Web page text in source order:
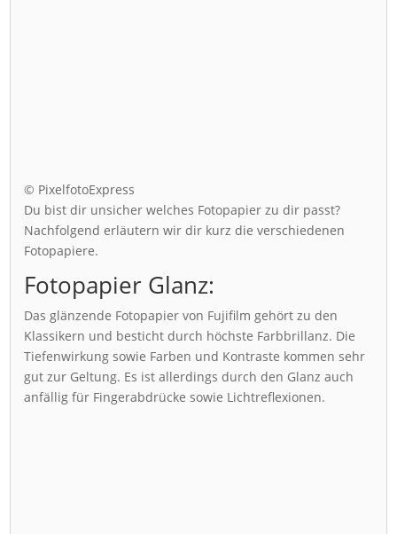
© PixelfotoExpress
Du bist dir unsicher welches Fotopapier zu dir passt?
Nachfolgend erläutern wir dir kurz die verschiedenen
Fotopapiere.
Fotopapier Glanz:
Das glänzende Fotopapier von Fujifilm gehört zu den
Klassikern und besticht durch höchste Farbbrillanz. Die
Tiefenwirkung sowie Farben und Kontraste kommen sehr
gut zur Geltung. Es ist allerdings durch den Glanz auch
anfällig für Fingerabdrücke sowie Lichtreflexionen.